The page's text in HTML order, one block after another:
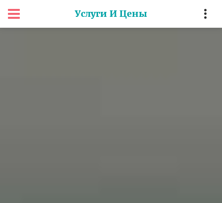
Услуги И Цены